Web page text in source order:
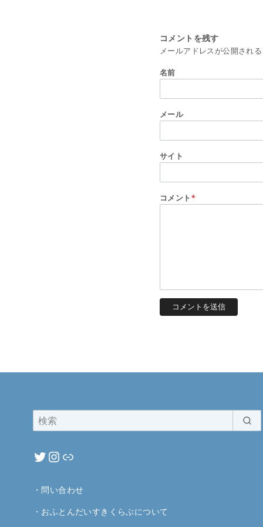
コメントを残す
メールアドレスが公開され
名前
メール
サイト
コメント*
・ 問い合わせ
・ おふとんだいすきくらぶについて